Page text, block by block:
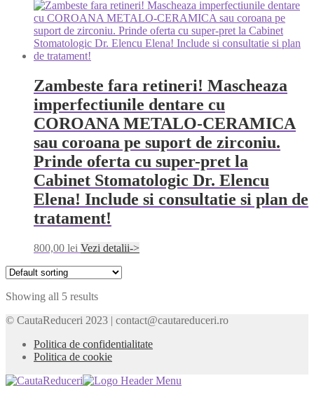
Zambeste fara retineri! Mascheaza
imperfectiunile dentare cu
COROANA METALO-CERAMICA
sau coroana pe suport de zirconiu.
Prinde oferta cu super-pret la
Cabinet Stomatologic Dr. Elencu
Elena! Include si consultatie si plan de
tratament!
800,00 lei Vezi detalii->
Showing all 5 results
Politica de confidentialitate
Politica de cookie
© CautaReduceri 2023 | contact@cautareduceri.ro